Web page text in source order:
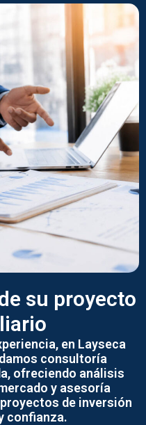
su proyecto
en Layseca
consultoría
ofreciendo análisis
y asesoría
de inversión
confianza.